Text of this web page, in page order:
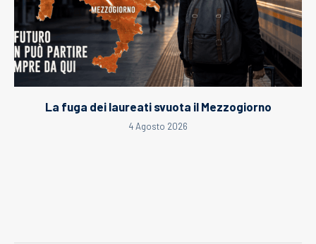
La fuga dei laureati svuota il Mezzogiorno
4 Agosto 2026